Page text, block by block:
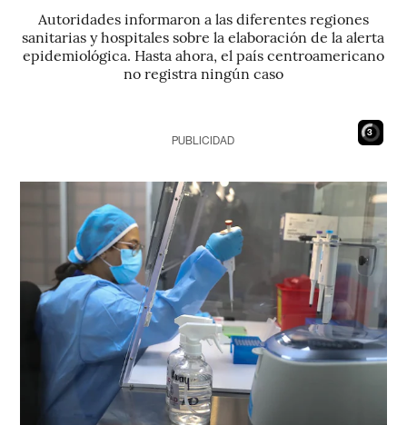
Autoridades informaron a las diferentes regiones
sanitarias y hospitales sobre la elaboración de la alerta
epidemiológica. Hasta ahora, el país centroamericano
no registra ningún caso
1
PUBLICIDAD